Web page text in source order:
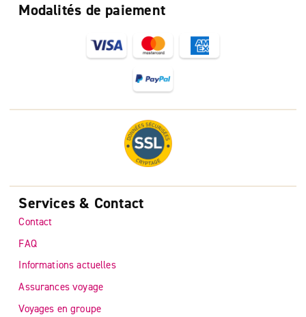
Modalités de paiement
Services & Contact
Contact
FAQ
Informations actuelles
Assurances voyage
Voyages en groupe